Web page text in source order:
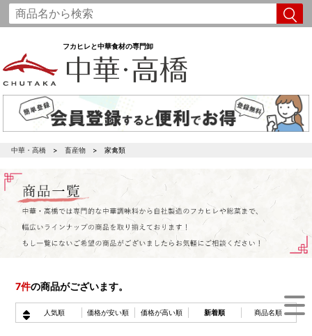
フカヒレと中華食材の専門卸
中華・高橋 畜産物 家禽類
7件の商品がございます。
人気順 価格が安い順 価格が高い順 新着順 商品名順